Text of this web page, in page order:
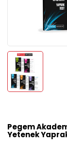
Pegem
Yetenek